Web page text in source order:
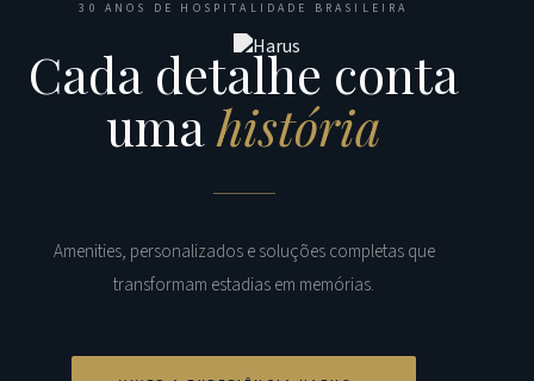
30 ANOS DE HOSPITALIDADE BRASILEIRA
Cada detalhe conta
umahistória
Amenities, personalizados e soluções completas que
transformam estadias em memórias.